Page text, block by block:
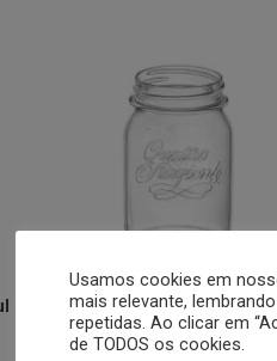
desejos
COZINHA
Pote Sem Tampa 500ml –
Quattro Stagioni –
Rocco
Usamos cookies em
mais relevante,
repetidas. Ao clicar em
de TODOS os cookies.